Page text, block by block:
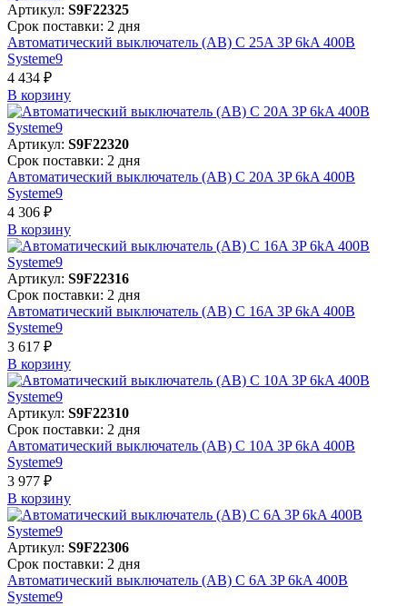
Артикул: S9F22325
Срок поставки: 2 дня
Автоматический выключатель (АВ) C 25A 3P 6kA 400В
Systeme9
4 434 ₽
В корзинy
Артикул: S9F22320
Срок поставки: 2 дня
Автоматический выключатель (АВ) C 20A 3P 6kA 400В
Systeme9
4 306 ₽
В корзинy
Артикул: S9F22316
Срок поставки: 2 дня
Автоматический выключатель (АВ) C 16A 3P 6kA 400В
Systeme9
3 617 ₽
В корзинy
Артикул: S9F22310
Срок поставки: 2 дня
Автоматический выключатель (АВ) C 10A 3P 6kA 400В
Systeme9
3 977 ₽
В корзинy
Артикул: S9F22306
Срок поставки: 2 дня
Автоматический выключатель (АВ) C 6A 3P 6kA 400В
Systeme9